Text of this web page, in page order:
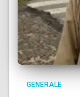
GENERALE